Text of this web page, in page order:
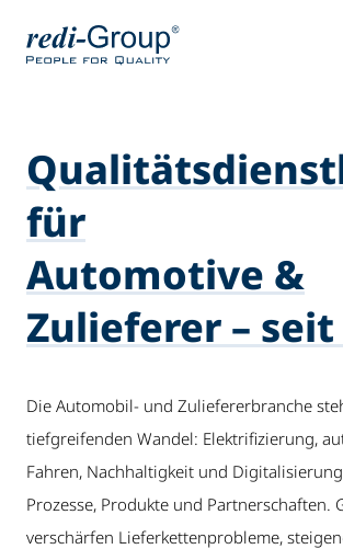
für
Automotive &
Zulieferer – seit
Die Automobil- und Zuliefererbranche
tiefgreifenden Wandel: Elektrifizierung,
Fahren, Nachhaltigkeit und
Prozesse, Produkte und Partnerschaften.
verschärfen Lieferkettenprobleme,